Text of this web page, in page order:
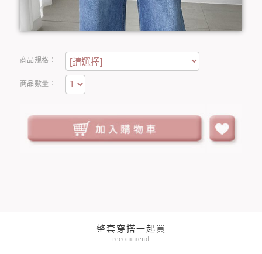
商品規格：
商品數量：
整套穿搭一起買
recommend